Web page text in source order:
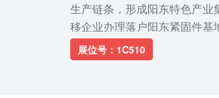
生产链条，形成阳东特色产
移企业办理落户阳东紧固件
贵，支持会员企业不断提高技
路。以合作、发展、共赢为宗
展位号：1C510